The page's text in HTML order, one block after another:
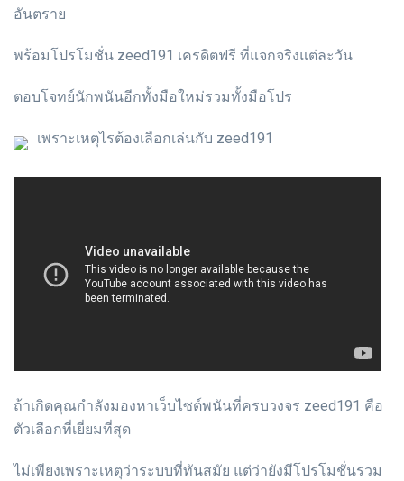
อันตราย
พร้อมโปรโมชั่น zeed191 เครดิตฟรี ที่แจกจริงแต่ละวัน
ตอบโจทย์นักพนันอีกทั้งมือใหม่รวมทั้งมือโปร
เพราะเหตุไรต้องเลือกเล่นกับ zeed191
ถ้าเกิดคุณกำลังมองหาเว็บไซต์พนันที่ครบวงจร zeed191 คือ
ตัวเลือกที่เยี่ยมที่สุด
ไม่เพียงเพราะเหตุว่าระบบที่ทันสมัย แต่ว่ายังมีโปรโมชั่นรวม